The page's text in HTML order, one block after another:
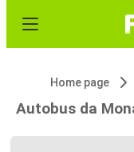
Home page
Autobus da